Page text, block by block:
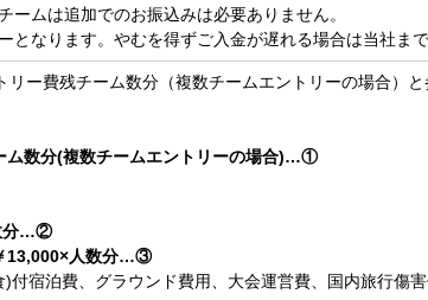
ムは追加でのお振込みは必要ありません。
なります。やむを得ずご入金が遅れる場合は当社まで
リー費残チーム数分（複数チームエントリーの場合）と
ム数分(複数チームエントリーの場合)…①
分…②
13,000×人数分…③
宿泊費、グラウンド費用、大会運営費、国内旅行傷